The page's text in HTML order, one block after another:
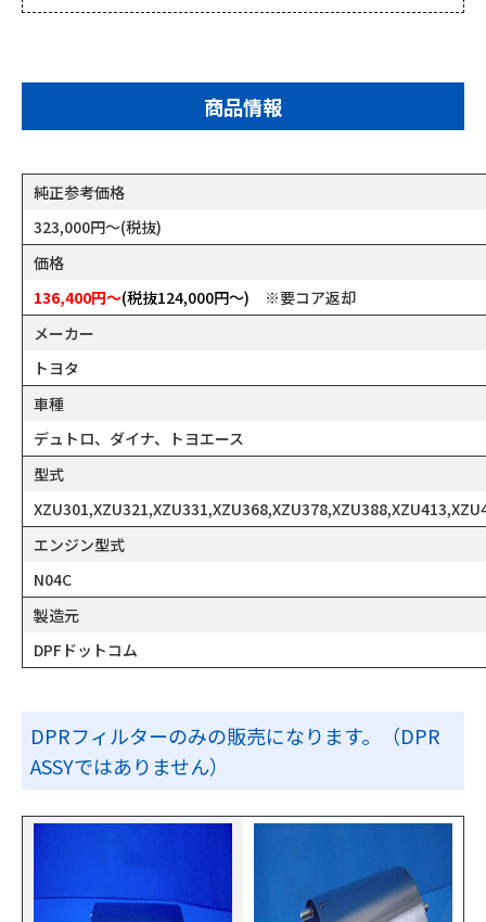
商品情報
純正参考価格
323,000円～(税抜)
価格
136,400円～(税抜124,000円～) ※要コア返却
メーカー
トヨタ
車種
デュトロ、ダイナ、トヨエース
型式
エンジン型式
N04C
製造元
DPFドットコム
DPRフィルターのみの販売になります。（DPR
ASSYではありません）